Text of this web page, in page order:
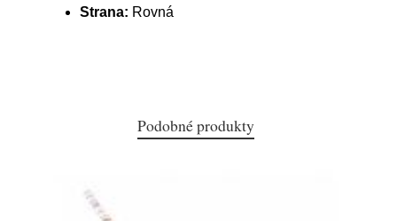
Strana: Rovná
Podobné produkty